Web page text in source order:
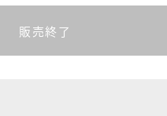
販売終了